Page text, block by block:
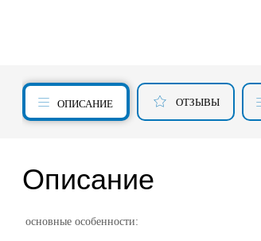
ОПИСАНИЕ ОТЗЫВЫ
Описание
основные особенности: